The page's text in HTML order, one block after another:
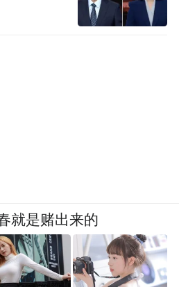
就是赌出来的